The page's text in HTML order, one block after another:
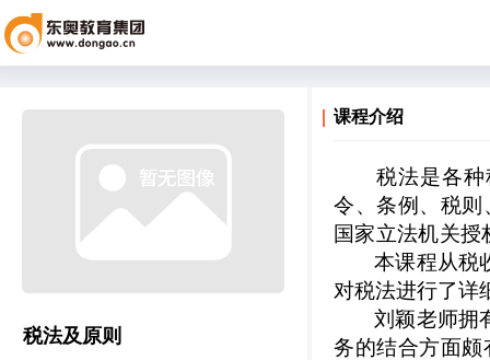
税法及原则
课程介绍
税法是各
令、条例、税
国家立法机关
本课程从税
对税法进行了详
刘颖老师拥
务的结合方面